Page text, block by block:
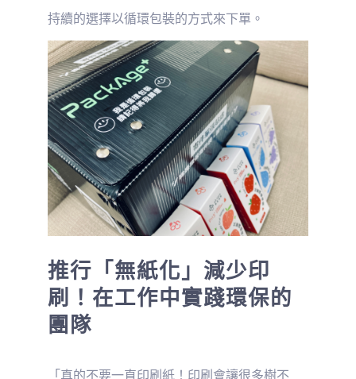
持續的選擇以循環包裝的方式來下單。
推行「無紙化」減少印
刷！在工作中實踐環保的
團隊
「真的不要一直印刷紙！印刷會讓很多樹不